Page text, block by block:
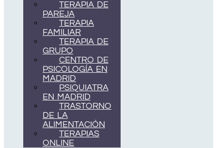
TERAPIA DE
PAREJA
TERAPIA
FAMILIAR
TERAPIA DE
GRUPO
CENTRO DE
PSICOLOGÍA EN
MADRID
PSIQUIATRA
EN MADRID
TRASTORNO
DE LA
ALIMENTACIÓN
TERAPIAS
ONLINE